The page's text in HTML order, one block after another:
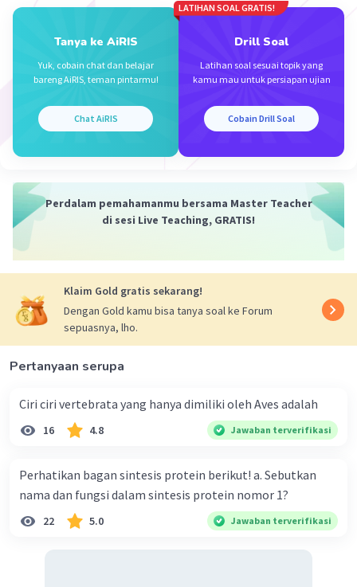
Dengan demikian, ambar yang ditunjuk pada
nomor 5 adalah ekor hidrofilik.
Beri Rating·0.0(0) Balas
Iklan
Tanya ke AiRIS
Yuk, cobain chat dan belajar
bareng AiRIS, teman pintarmu!
Chat AiRIS
LATIHAN SOAL GRATIS!
Drill Soal
Latihan soal sesuai topik yang
kamu mau untuk persiapan ujian
Cobain Drill Soal
Perdalam pemahamanmu bersama Master Teacher
di sesi Live Teaching, GRATIS!
Klaim Gold gratis sekarang!
Dengan Gold kamu bisa tanya soal ke Forum
sepuasnya, lho.
Pertanyaan serupa
Ciri ciri vertebrata yang hanya dimiliki oleh Aves adalah
16 4.8 Jawaban terverifikasi
Perhatikan bagan sintesis protein berikut! a. Sebutkan
nama dan fungsi dalam sintesis protein nomor 1?
22 5.0 Jawaban terverifikasi